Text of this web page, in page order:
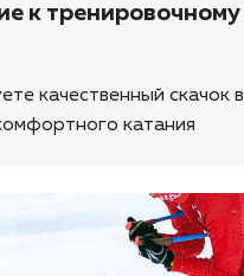
к тренировочному
качественный скачок в
катания